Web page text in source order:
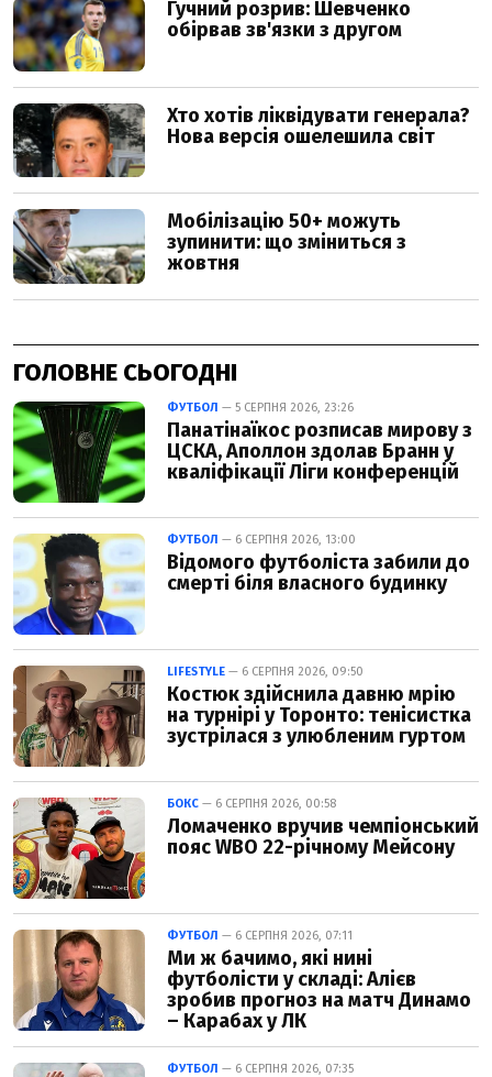
ГОЛОВНЕ СЬОГОДНІ
ФУТБОЛ — 5 СЕРПНЯ 2026, 23:26
Панатінаїкос розписав мирову з
ЦСКА, Аполлон здолав Бранн у
кваліфікації Ліги конференцій
ФУТБОЛ — 6 СЕРПНЯ 2026, 13:00
Відомого футболіста забили до
смерті біля власного будинку
LIFESTYLE — 6 СЕРПНЯ 2026, 09:50
Костюк здійснила давню мрію
на турнірі у Торонто: тенісистка
зустрілася з улюбленим гуртом
БОКС — 6 СЕРПНЯ 2026, 00:58
Ломаченко вручив чемпіонський
пояс WBO 22-річному Мейсону
ФУТБОЛ — 6 СЕРПНЯ 2026, 07:11
Ми ж бачимо, які нині
футболісти у складі: Алієв
зробив прогноз на матч Динамо
– Карабах у ЛК
ФУТБОЛ — 6 СЕРПНЯ 2026, 07:35